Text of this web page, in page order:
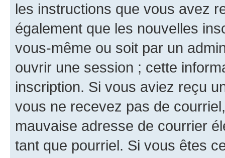
les instructions que vous avez
également que les nouvelles
vous-même ou soit par un
ouvrir une session ; cette
inscription. Si vous aviez reçu
vous ne recevez pas de
mauvaise adresse de courrier
tant que pourriel. Si vous êtes